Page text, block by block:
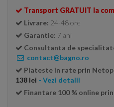
Transport GRATUIT la
Livrare: 24-48 ore
Garantie: 7 ani
Consultanta de
contact@bagno.ro
Plateste in rate prin
138 lei - Vezi detalii
Finantare 100 % online